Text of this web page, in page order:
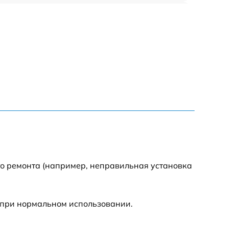
ремонта (например, неправильная установка
нормальном использовании.